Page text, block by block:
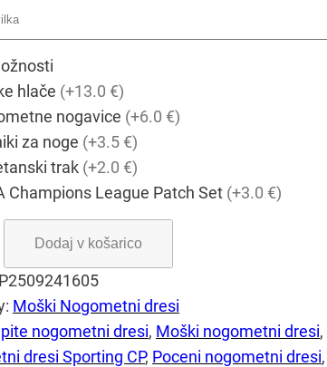
hlače (+13.0 €)
nogavice (+6.0 €)
za noge (+3.5 €)
trak (+2.0 €)
Champions League Patch Set (+3.0 €)
Dodaj v košarico
Moški Nogometni dresi
nogometni dresi, Moški nogometni dresi,
dresi Sporting CP, Poceni nogometni dresi,